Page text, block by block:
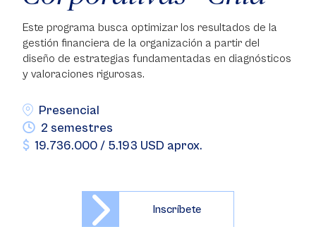
Este programa busca optimizar los resultados de la
gestión financiera de la organización a partir del
diseño de estrategias fundamentadas en diagnósticos
y valoraciones rigurosas.
2 semestres
Presencial
19.736.000 / 5.193 USD aprox.
Inscríbete